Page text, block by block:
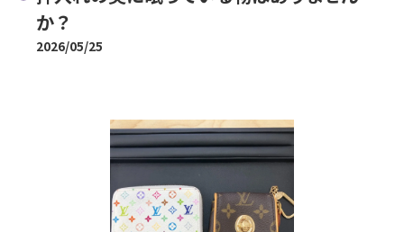
か？
2026/05/25